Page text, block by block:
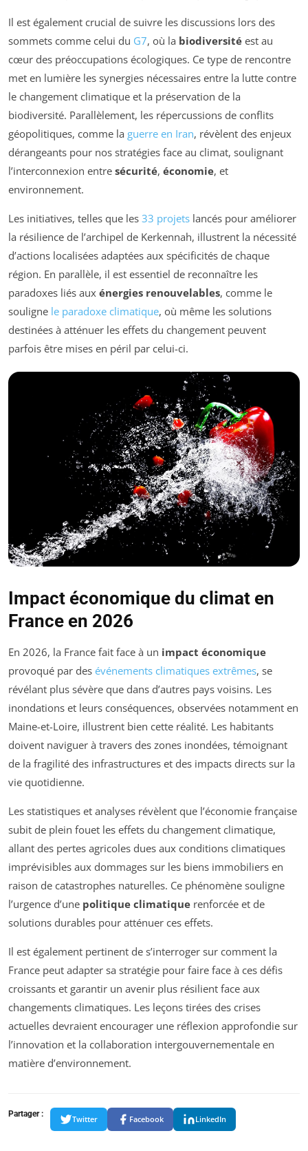
Il est également crucial de suivre les discussions lors des
sommets comme celui du G7, où la biodiversité est au
cœur des préoccupations écologiques. Ce type de rencontre
met en lumière les synergies nécessaires entre la lutte contre
le changement climatique et la préservation de la
biodiversité. Parallèlement, les répercussions de conflits
géopolitiques, comme la guerre en Iran, révèlent des enjeux
dérangeants pour nos stratégies face au climat, soulignant
l’interconnexion entre sécurité, économie, et
environnement.
Les initiatives, telles que les 33 projets lancés pour améliorer
la résilience de l’archipel de Kerkennah, illustrent la nécessité
d’actions localisées adaptées aux spécificités de chaque
région. En parallèle, il est essentiel de reconnaître les
paradoxes liés aux énergies renouvelables, comme le
souligne le paradoxe climatique, où même les solutions
destinées à atténuer les effets du changement peuvent
parfois être mises en péril par celui-ci.
Impact économique du climat en
France en 2026
En 2026, la France fait face à un impact économique
provoqué par des événements climatiques extrêmes, se
révélant plus sévère que dans d’autres pays voisins. Les
inondations et leurs conséquences, observées notamment en
Maine-et-Loire, illustrent bien cette réalité. Les habitants
doivent naviguer à travers des zones inondées, témoignant
de la fragilité des infrastructures et des impacts directs sur la
vie quotidienne.
Les statistiques et analyses révèlent que l’économie française
subit de plein fouet les effets du changement climatique,
allant des pertes agricoles dues aux conditions climatiques
imprévisibles aux dommages sur les biens immobiliers en
raison de catastrophes naturelles. Ce phénomène souligne
l’urgence d’une politique climatique renforcée et de
solutions durables pour atténuer ces effets.
Il est également pertinent de s’interroger sur comment la
France peut adapter sa stratégie pour faire face à ces défis
croissants et garantir un avenir plus résilient face aux
changements climatiques. Les leçons tirées des crises
actuelles devraient encourager une réflexion approfondie sur
l’innovation et la collaboration intergouvernementale en
matière d’environnement.
Partager :
Twitter Facebook LinkedIn